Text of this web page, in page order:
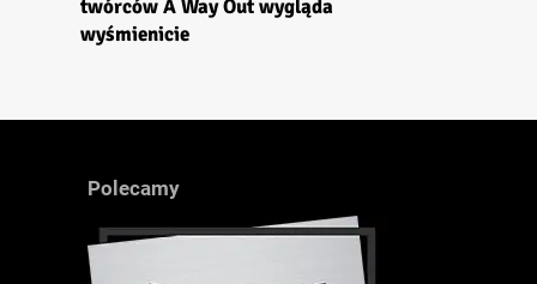
twórców A Way Out wygląda
wyśmienicie
Polecamy